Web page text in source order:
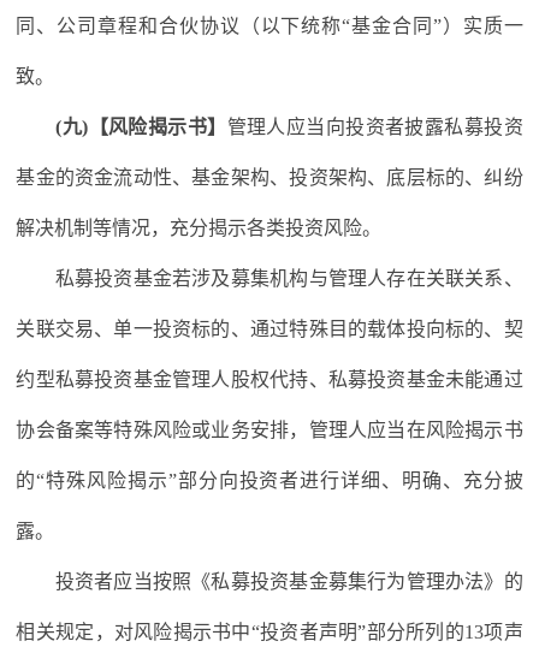
同、公司章程和合伙协议（以下统称“基金合同”）实质一
致。
(九)【风险揭示书】 管理人应当向投资者披露私募投资
基金的资金流动性、基金架构、投资架构、底层标的、纠纷
解决机制等情况，充分揭示各类投资风险。
私募投资基金若涉及募集机构与管理人存在关联关系、
关联交易、单一投资标的、通过特殊目的载体投向标的、契
约型私募投资基金管理人股权代持、私募投资基金未能通过
协会备案等特殊风险或业务安排，管理人应当在风险揭示书
的“特殊风险揭示”部分向投资者进行详细、明确、充分披
露。
投资者应当按照《私募投资基金募集行为管理办法》的
相关规定，对风险揭示书中“投资者声明”部分所列的13项声